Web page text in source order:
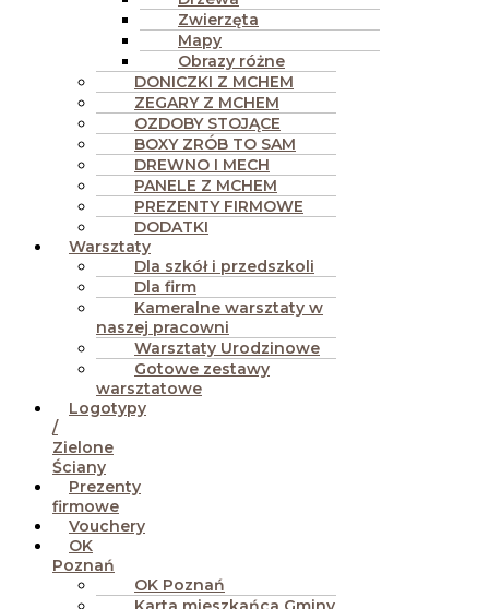
Zwierzęta
Mapy
Obrazy różne
DONICZKI Z MCHEM
ZEGARY Z MCHEM
OZDOBY STOJĄCE
BOXY ZRÓB TO SAM
DREWNO I MECH
PANELE Z MCHEM
PREZENTY FIRMOWE
DODATKI
Warsztaty
Dla szkół i przedszkoli
Dla firm
Kameralne warsztaty w
naszej pracowni
Warsztaty Urodzinowe
Gotowe zestawy
warsztatowe
Logotypy
/
Zielone
Ściany
Prezenty
firmowe
Vouchery
OK
Poznań
OK Poznań